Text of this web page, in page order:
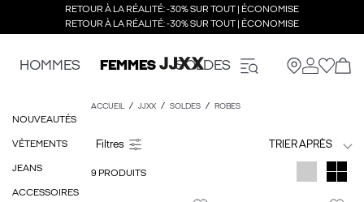
RETOUR À LA RÉALITÉ: -30% SUR TOUT | ÉCONOMISE
RETOUR À LA RÉALITÉ: -30% SUR TOUT | ÉCONOMISE
HOMMES FEMMES SOLDES
NOUVEAUTÉS
VÊTEMENTS
JEANS
ACCESSOIRES
ACCUEIL JJXX SOLDES ROBES
TRIER APRÈS
9 PRODUITS